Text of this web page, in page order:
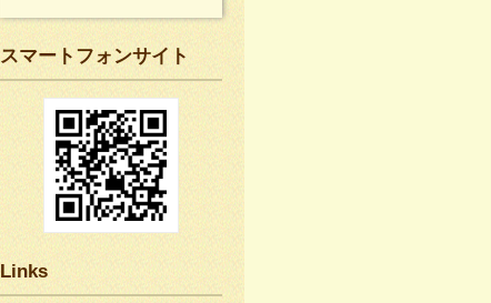
スマートフォンサイト
Links